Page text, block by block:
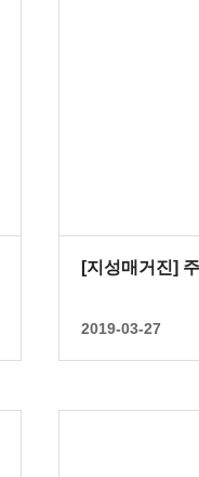
[지성매거진]
2019-03-27